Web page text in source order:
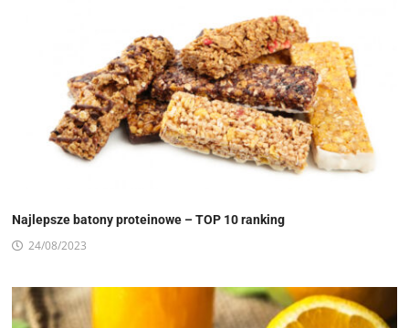
Najlepsze batony proteinowe – TOP 10 ranking
24/08/2023